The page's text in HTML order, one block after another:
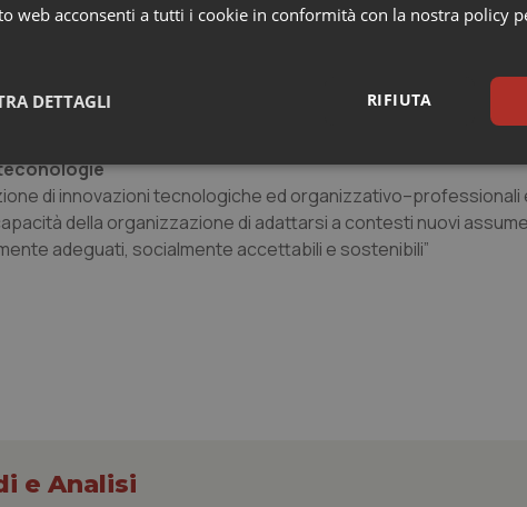
cure, partecipazione dei pazienti nelle scelte di
e sicurezza
essenziali per la qualità delle cure e debbono essere
di innovazioni tecnologiche ed organizzativo–professionali
della organizzazione di adattarsi a contesti nuovi
adeguati, socialmente accettabili e sostenibili”
e Analisi
web acconsenti a tutti i cookie in conformità con la nostra policy
RIFIUTA
DETTAGLI
Necessari Statistici